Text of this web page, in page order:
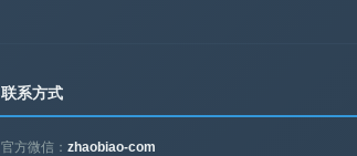
联系方式
官方微信：zhaobiao-com